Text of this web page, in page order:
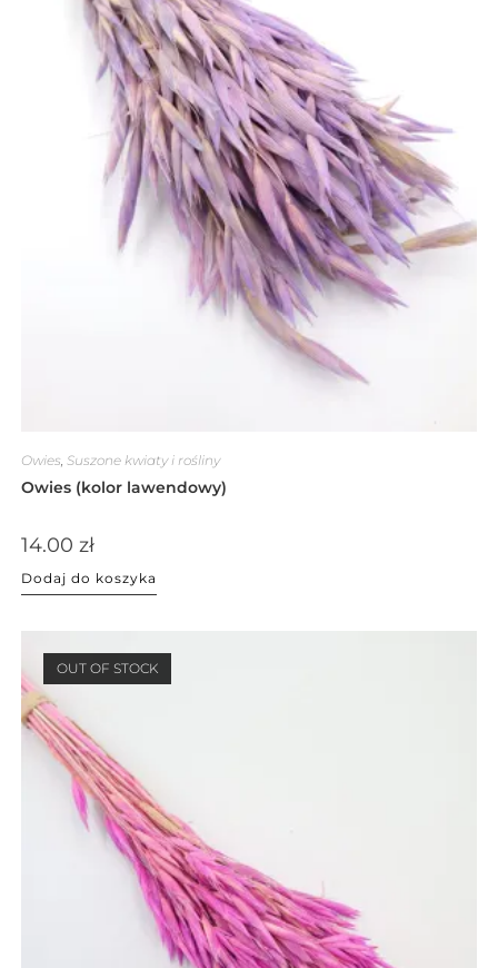
Owies Suszone kwiaty i rośliny
Owies (kolor lawendowy)
14.00 zł
Dodaj do koszyka
OUT OF STOCK